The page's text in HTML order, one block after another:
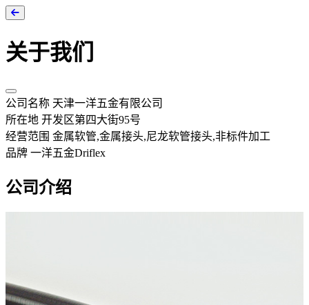
关于我们
公司名称 天津一洋五金有限公司
所在地 开发区第四大街95号
经营范围 金属软管,金属接头,尼龙软管接头,非标件加工
品牌 一洋五金Driflex
公司介绍